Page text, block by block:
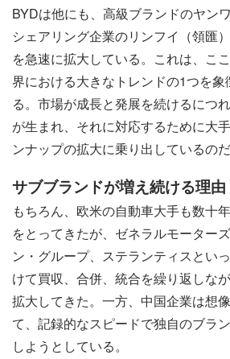
BYDは他にも、高級ブランドのヤン
シェアリング企業のリンフイ（領匯
を急速に拡大している。これは、こ
界における大きなトレンドの1つを象
る。市場が成長と発展を続けるにつ
が生まれ、それに対応するために大
ンナップの拡大に乗り出しているのだ
サブブランドが増え続ける理由
もちろん、欧米の自動車大手も数十
をとってきたが、ゼネラルモーター
ン・グループ、ステランティスとい
けて買収、合併、統合を繰り返しな
拡大してきた。一方、中国企業は想
て、記録的なスピードで独自のブラ
しようとしている。